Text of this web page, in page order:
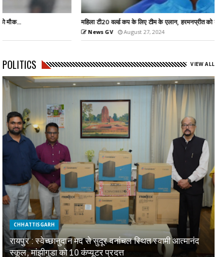
महिला टी20 वर्ल्ड कप के लिए टीम के एलान, हरमनप्रीत को कप्तान...
August 27, 2024
POLITICS VIEW ALL
CHHATTISGARH
रायपुर : स्वेच्छानुदान मद से सुदूर वनांचल स्थित स्वामी आत्मानंद
स्कूल, मांझीगुडा को 10 कंप्यूटर प्रदत्त